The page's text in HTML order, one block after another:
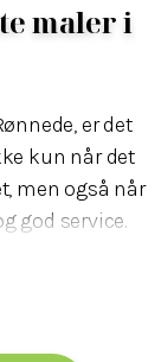
maler i
er det
kun når det
men også når
god service.
til at regne